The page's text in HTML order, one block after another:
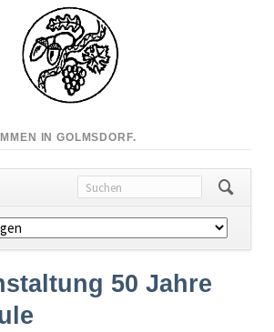
IN GOLMSDORF.
50 Jahre